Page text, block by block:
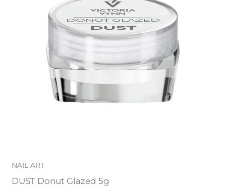
NAIL ART
DUST Donut Glazed 5g